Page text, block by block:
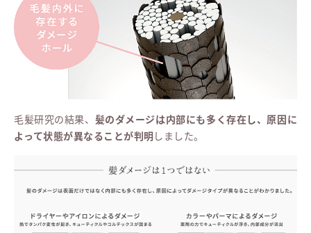
毛髪研究の結果、 髪のダメージは内部にも多く存在し、原因に
よって状態が異なることが判明しました。